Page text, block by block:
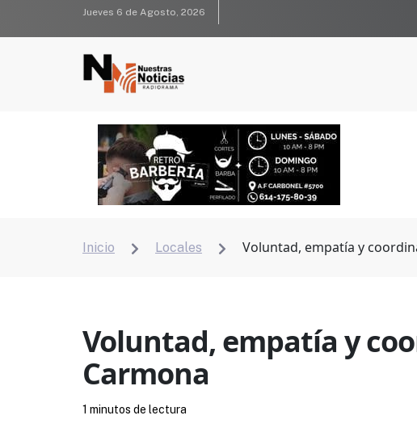
Jueves 6 de Agosto, 2026
Inicio  Locales  Voluntad, empatía y
Voluntad, empatía y
Carmona
1 minutos de lectura